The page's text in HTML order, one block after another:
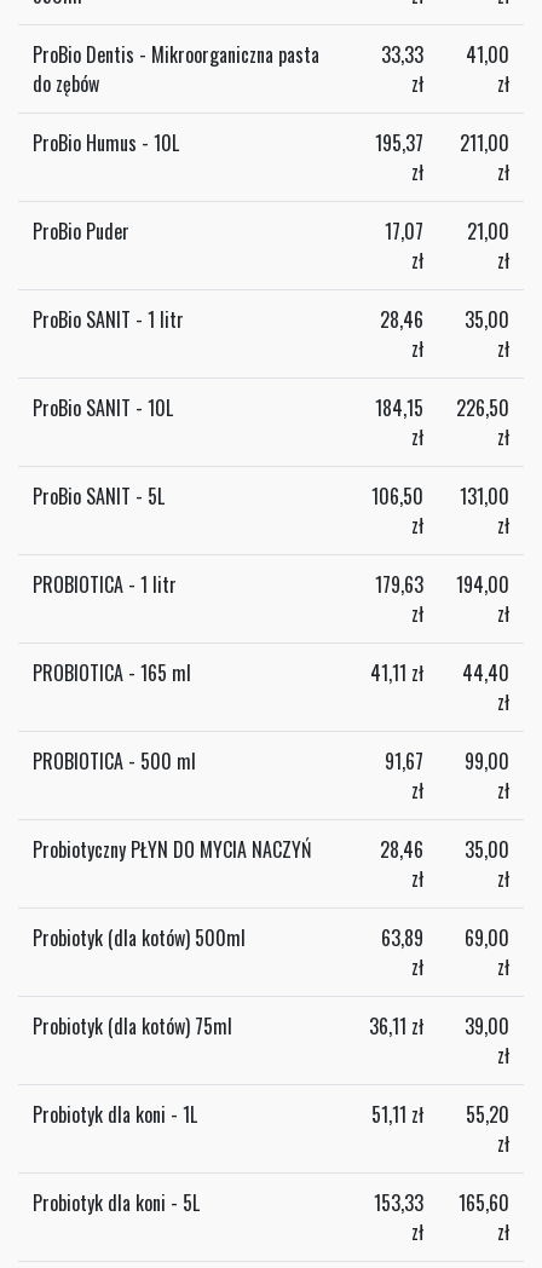
ProBio Dentis - Mikroorganiczna pasta
do zębów
33,33
zł
41,00
zł
ProBio Humus - 10L
195,37
zł
211,00
zł
ProBio Puder
17,07
zł
21,00
zł
ProBio SANIT - 1 litr
28,46
zł
35,00
zł
ProBio SANIT - 10L
184,15
zł
226,50
zł
ProBio SANIT - 5L
106,50
zł
131,00
zł
PROBIOTICA - 1 litr
179,63
zł
194,00
zł
PROBIOTICA - 165 ml 41,11 zł
44,40
zł
PROBIOTICA - 500 ml
91,67
zł
99,00
zł
Probiotyczny PŁYN DO MYCIA NACZYŃ
28,46
zł
35,00
zł
Probiotyk (dla kotów) 500ml
63,89
zł
69,00
zł
Probiotyk (dla kotów) 75ml 36,11 zł
39,00
zł
Probiotyk dla koni - 1L 51,11 zł
55,20
zł
Probiotyk dla koni - 5L
153,33
zł
165,60
zł